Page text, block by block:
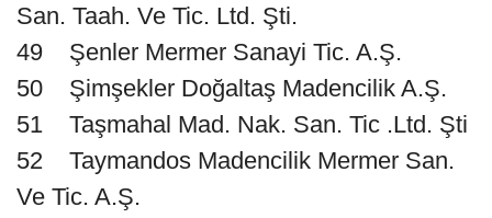
San. Taah. Ve Tic. Ltd. Şti.
49 Şenler Mermer Sanayi Tic. A.Ş.
50 Şimşekler Doğaltaş Madencilik A.Ş.
51 Taşmahal Mad. Nak. San. Tic .Ltd. Şti
52 Taymandos Madencilik Mermer San.
Ve Tic. A.Ş.